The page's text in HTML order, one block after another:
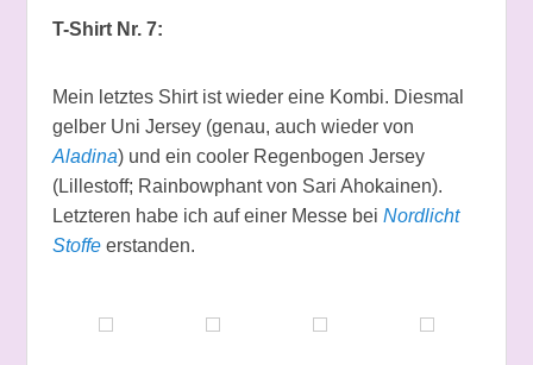
T-Shirt Nr. 7:
Mein letztes Shirt ist wieder eine Kombi. Diesmal
gelber Uni Jersey (genau, auch wieder von
Aladina) und ein cooler Regenbogen Jersey
(Lillestoff; Rainbowphant von Sari Ahokainen).
Letzteren habe ich auf einer Messe bei Nordlicht
Stoffeerstanden.